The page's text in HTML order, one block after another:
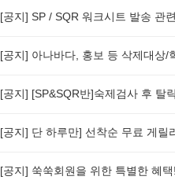
[공지] SP / SQR 워크시트 발송 관
[공지] 아나바다, 홍보 등 삭제대상/
[공지] [SP&SQR반]숙제검사 후 탈
[공지] 단 하루만] 선착순 무료 게릴
[공지] 쑥쑥회원을 위한 특별한 혜